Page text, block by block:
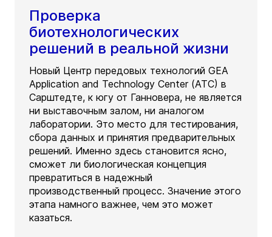
Проверка
биотехнологических
решений в реальной жизни
Новый Центр передовых технологий GEA
Application and Technology Center (ATC) в
Сарштедте, к югу от Ганновера, не является
ни выставочным залом, ни аналогом
лаборатории. Это место для тестирования,
сбора данных и принятия предварительных
решений. Именно здесь становится ясно,
сможет ли биологическая концепция
превратиться в надежный
производственный процесс. Значение этого
этапа намного важнее, чем это может
казаться.